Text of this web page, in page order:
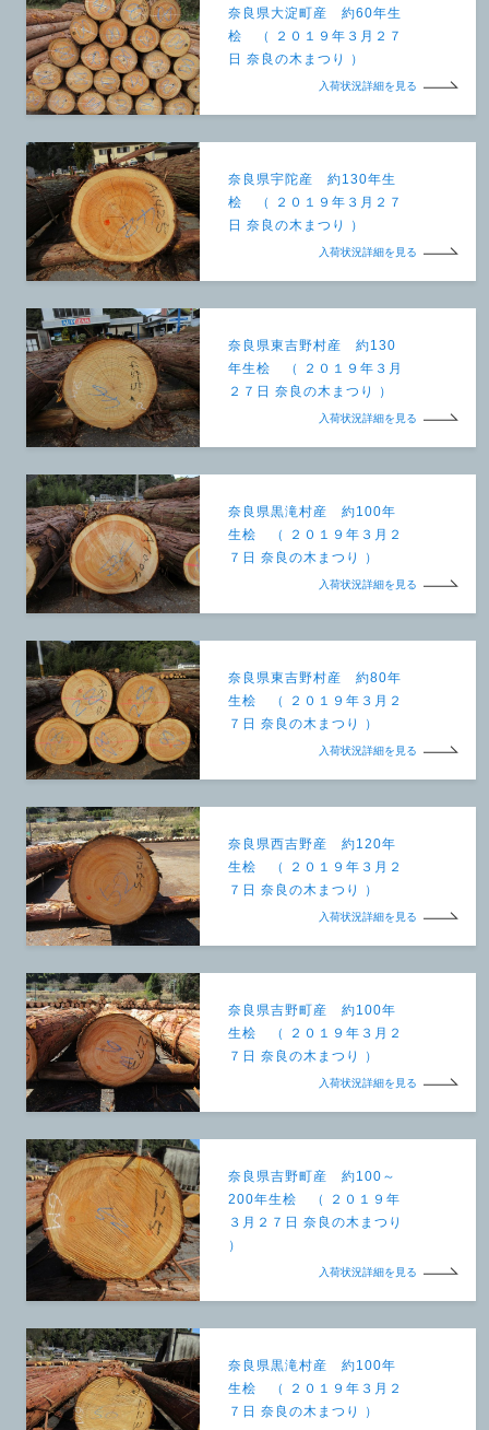
奈良県大淀町産 約60年生
桧 （ ２０１９年３月２７
日 奈良の木まつり ）
入荷状況詳細を見る
奈良県宇陀産 約130年生
桧 （ ２０１９年３月２７
日 奈良の木まつり ）
入荷状況詳細を見る
奈良県東吉野村産 約130
年生桧 （ ２０１９年３月
２７日 奈良の木まつり ）
入荷状況詳細を見る
奈良県黒滝村産 約100年
生桧 （ ２０１９年３月２
７日 奈良の木まつり ）
入荷状況詳細を見る
奈良県東吉野村産 約80年
生桧 （ ２０１９年３月２
７日 奈良の木まつり ）
入荷状況詳細を見る
奈良県西吉野産 約120年
生桧 （ ２０１９年３月２
７日 奈良の木まつり ）
入荷状況詳細を見る
奈良県吉野町産 約100年
生桧 （ ２０１９年３月２
７日 奈良の木まつり ）
入荷状況詳細を見る
奈良県吉野町産 約100～
200年生桧 （ ２０１９年
３月２７日 奈良の木まつり
）
入荷状況詳細を見る
奈良県黒滝村産 約100年
生桧 （ ２０１９年３月２
７日 奈良の木まつり ）